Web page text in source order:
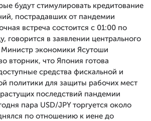
будут стимулировать кредитование
пострадавших от пандемии
встреча состоится с 01:00 по
говорится в заявлении центрального
Министр экономики Ясутоши
вторник, что Япония готова
средства фискальной и
политики для защиты рабочих мест
последствий пандемии
пара USD/JPY торгуется около
по отношению к иене до